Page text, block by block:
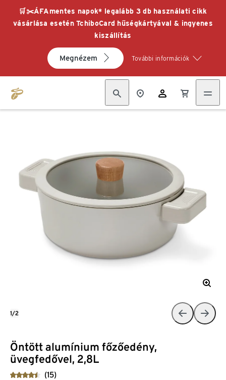
🛒✂️ÁFAmentes napok* legalább 3 db használati cikk
vásárlása esetén TchiboCard hűségkártyával & ingyenes
kiszállítás
Megnézem További információk
Öntött alumínium főzőedény,
üvegfedővel, 2,8L
(15)
1/2